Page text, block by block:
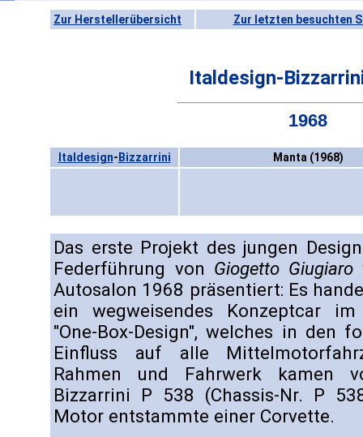
Zur Herstellerübersicht Zur letzten besuchten
Italdesign-
1968
Italdesign- Bizzarrini Manta (1968)
Das erste Projekt des jungen
Federführung von Giogetto Giugiaro
Autosalon 1968 präsentiert: Es
ein wegweisendes Konzeptcar
"One-Box-Design", welches in den
Einfluss auf alle
Rahmen und Fahrwerk kamen
Bizzarrini P 538 (Chassis-Nr. P
Motor entstammte einer Corvette.